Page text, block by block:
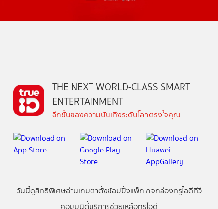
THE NEXT WORLD-CLASS SMART
ENTERTAINMENT
อีกขั้นของความบันเทิงระดับโลกตรงใจคุณ
วันนี้ดูสิทธิพิเศษอ่านเกมตาตั้งช้อปปิ้งแพ็กเกจกล่องทรูไอดีทีวี
คอมมูนิตี้บริการช่วยเหลือทรูไอดี